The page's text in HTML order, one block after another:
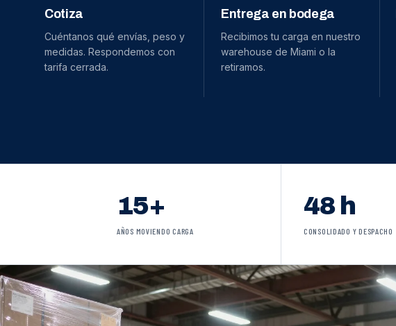
Cotiza
Cuéntanos qué envías, peso y
medidas. Respondemos con
tarifa cerrada.
Entrega en bodega
Recibimos tu carga en nuestro
warehouse de Miami o la
retiramos.
15+
AÑOS MOVIENDO CARGA
48 h
CONSOLIDADO Y DESPACHO